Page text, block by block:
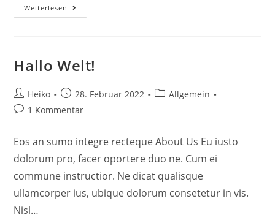
Weiterlesen
Hallo Welt!
Beitrags-
Autor:
Heiko
Beitrag
veröffentlicht:
28. Februar 2022
Beitrags-
Allgemein
Beitrags-
1 Kommentar
Eos an sumo integre recteque About Us Eu iusto
dolorum pro, facer oportere duo ne. Cum ei
commune instructior. Ne dicat qualisque
ullamcorper ius, ubique dolorum consetetur in vis.
Nisl…